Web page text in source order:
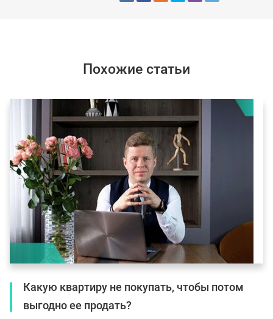
Похожие статьи
Какую квартиру не покупать, чтобы потом
выгодно ее продать?